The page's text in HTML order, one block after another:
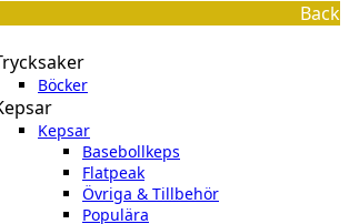
Back
Böcker
Kepsar
Basebollkeps
Flatpeak
Övriga & Tillbehör
Populära